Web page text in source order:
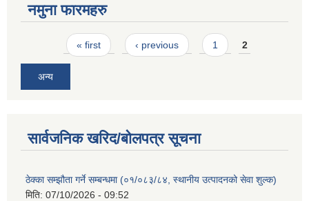
नमुना फारमहरु
Pages« first ‹ previous 1 2
अन्य
सार्वजनिक खरिद/बोलपत्र सूचना
ठेक्का सम्झौता गर्ने सम्बन्धमा (०१/०८३/८४, स्थानीय उत्पादनको सेवा शुल्क)
मिति: 07/10/2026 - 09:52